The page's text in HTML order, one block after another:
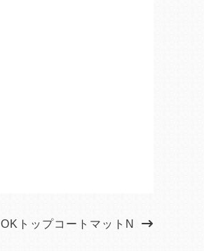
OKトップコートマットN